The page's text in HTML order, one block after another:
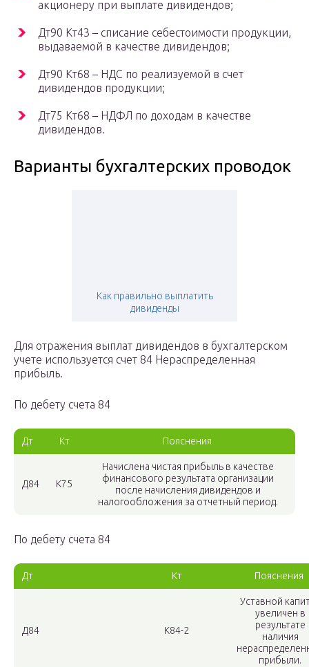
акционеру при выплате дивидендов;
Дт90 Кт43 – списание себестоимости продукции,
выдаваемой в качестве дивидендов;
Дт90 Кт68 – НДС по реализуемой в счет
дивидендов продукции;
Дт75 Кт68 – НДФЛ по доходам в качестве
дивидендов.
Варианты бухгалтерских проводок
Как правильно выплатить
дивиденды
Для отражения выплат дивидендов в бухгалтерском
учете используется счет 84 Нераспределенная
прибыль.
По дебету счета 84
Дт Кт Пояснения
Д84 К75
Начислена чистая прибыль в качестве
финансового результата организации
после начисления дивидендов и
налогообложения за отчетный период.
По дебету счета 84
Дт Кт Пояснения
Д84 К84-2
Уставной
увеличен в
результате
наличия
прибыли.